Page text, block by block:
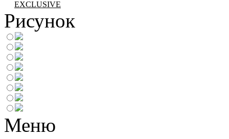
EXCLUSIVE
Рисунок
Меню